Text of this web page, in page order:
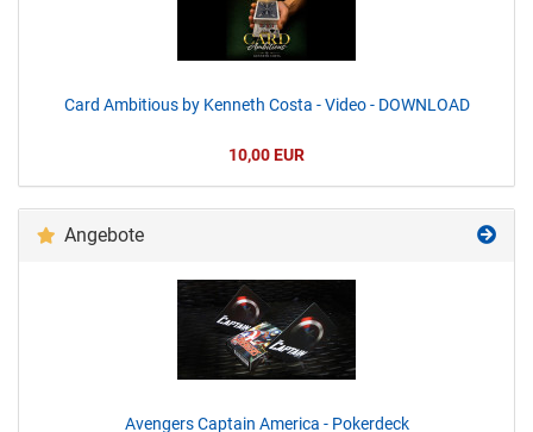
Card Ambitious by Kenneth Costa - Video - DOWNLOAD
10,00 EUR
Angebote
Avengers Captain America - Pokerdeck